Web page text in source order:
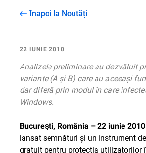
Înapoi la Noutăți
22 IUNIE 2010
Analizele preliminare au dezvăluit
variante (A şi B) care au aceeaşi
dar diferă prin modul în care
Windows.
Bucureşti, România – 22 iunie 2010
lansat semnături şi un instrument
gratuit pentru protecţia utilizatorilor